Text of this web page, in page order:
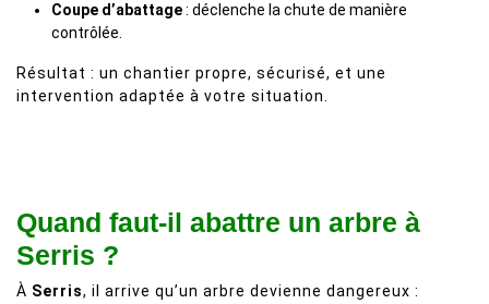
Coupe d’abattage: déclenche la chute de manière
contrôlée.
Résultat : un chantier propre, sécurisé, et une
intervention adaptée à votre situation.
Quand faut-il abattre un arbre à
Serris ?
À Serris, il arrive qu’un arbre devienne dangereux :